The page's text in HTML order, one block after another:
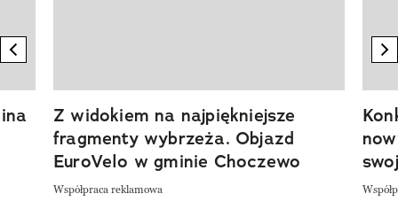
previous element
Z widokiem na najpiękniejsze
fragmenty wybrzeża. Objazd
EuroVelo w gminie Choczewo
Współpraca reklamowa